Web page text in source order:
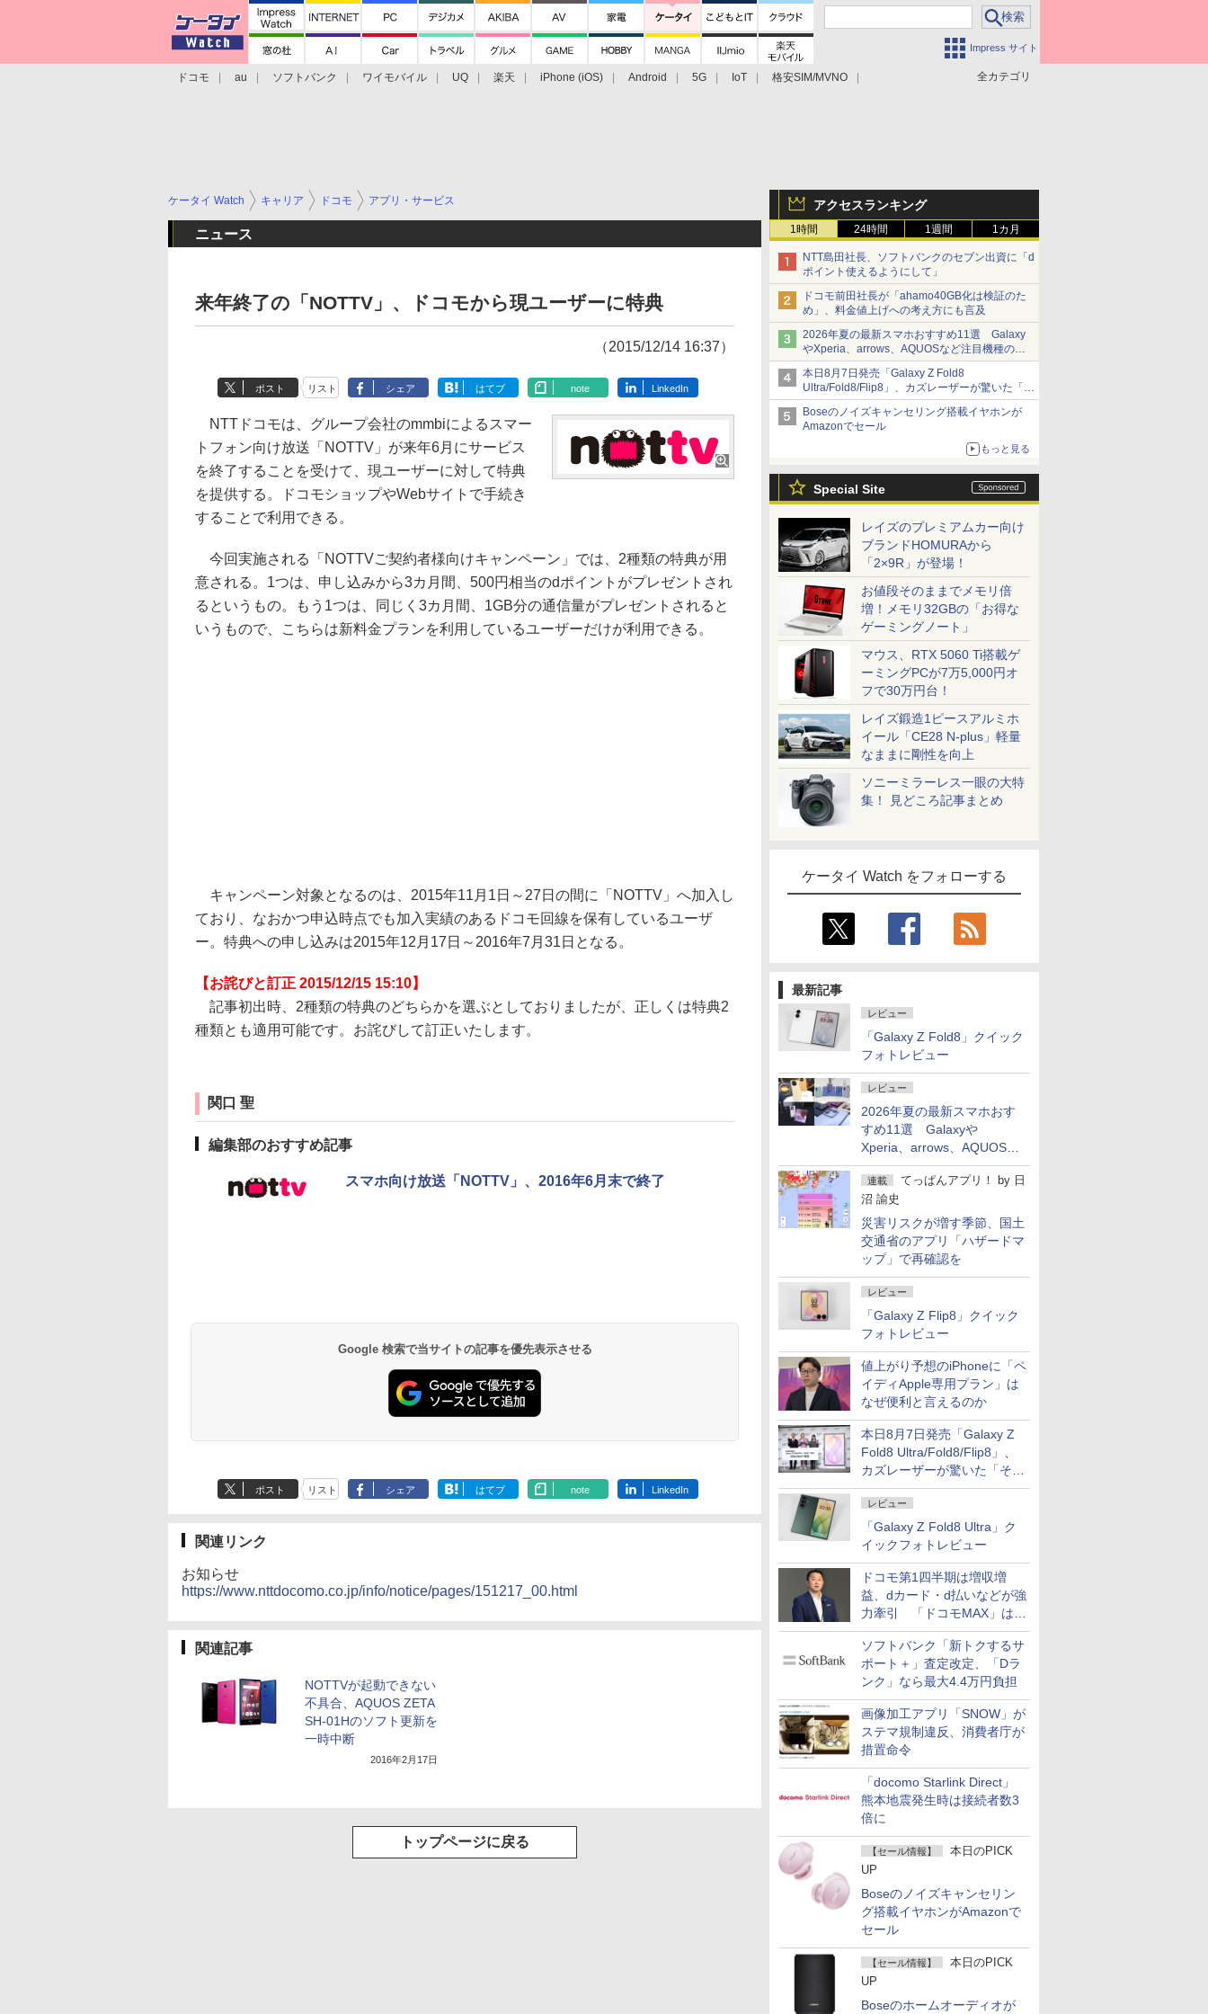
Impress サイト
全カテゴリ
ドコモ au ソフトバンク ワイモバイル UQ 楽天 iPhone (iOS) Android 5G IoT
格安SIM/MVNO
アクセスランキング
1時間 24時間 1週間 1カ月
NTT島田社長、ソフトバンクのセブン出資に「d
ポイント使えるようにして」
ドコモ前田社長が「ahamo40GB化は検証のた
め」、料金値上げへの考え方にも言及
2026年夏の最新スマホおすすめ11選 Galaxy
やXperia、arrows、AQUOSなど注目機種の特
徴は
本日8月7日発売「Galaxy Z Fold8
Ultra/Fold8/Flip8」、カズレーザーが驚いた「そ
ば屋のメニュー並みの薄さ」
Boseのノイズキャンセリング搭載イヤホンが
Amazonでセール
もっと見る
Special Site
レイズのプレミアムカー向け
ブランドHOMURAから
「2×9R」が登場！
お値段そのままでメモリ倍
増！メモリ32GBの「お得な
ゲーミングノート」
マウス、RTX 5060 Ti搭載ゲ
ーミングPCが7万5,000円オ
フで30万円台！
レイズ鍛造1ピースアルミホ
イール「CE28 N-plus」軽量
なままに剛性を向上
ソニーミラーレス一眼の大特
集！ 見どころ記事まとめ
ケータイ Watch をフォローする
最新記事
レビュー
「Galaxy Z Fold8」クイック
フォトレビュー
レビュー
2026年夏の最新スマホおす
すめ11選 Galaxyや
Xperia、arrows、AQUOSな
ど注目機種の特徴は
連載 てっぱんアプリ！ by 日
沼 諭史
災害リスクが増す季節、国土
交通省のアプリ「ハザードマ
ップ」で再確認を
レビュー
「Galaxy Z Flip8」クイック
フォトレビュー
値上がり予想のiPhoneに「ペ
イディApple専用プラン」は
なぜ便利と言えるのか
本日8月7日発売「Galaxy Z
Fold8 Ultra/Fold8/Flip8」、
カズレーザーが驚いた「そば
屋のメニュー並みの薄さ」
レビュー
「Galaxy Z Fold8 Ultra」ク
イックフォトレビュー
ドコモ第1四半期は増収増
益、dカード・d払いなどが強
力牽引 「ドコモMAX」は
400万契約突破
ソフトバンク「新トクするサ
ポート＋」査定改定、「Dラ
ンク」なら最大4.4万円負担
画像加工アプリ「SNOW」が
ステマ規制違反、消費者庁が
措置命令
「docomo Starlink Direct」
熊本地震発生時は接続者数3
倍に
【セール情報】
本日のPICK
UP
Boseのノイズキャンセリン
グ搭載イヤホンがAmazonで
セール
【セール情報】
本日のPICK
UP
Boseのホームオーディオが
ケータイ Watch キャリア ドコモ アプリ・サービス
ニュース
来年終了の「NOTTV」、ドコモから現ユーザーに特典
（2015/12/14 16:37）
ポスト リスト シェア はてブ note LinkedIn
NTTドコモは、グループ会社のmmbiによるスマー
トフォン向け放送「NOTTV」が来年6月にサービス
を終了することを受けて、現ユーザーに対して特典
を提供する。ドコモショップやWebサイトで手続き
することで利用できる。
今回実施される「NOTTVご契約者様向けキャンペーン」では、2種類の特典が用
意される。1つは、申し込みから3カ月間、500円相当のdポイントがプレゼントされ
るというもの。もう1つは、同じく3カ月間、1GB分の通信量がプレゼントされると
いうもので、こちらは新料金プランを利用しているユーザーだけが利用できる。
キャンペーン対象となるのは、2015年11月1日～27日の間に「NOTTV」へ加入し
ており、なおかつ申込時点でも加入実績のあるドコモ回線を保有しているユーザ
ー。特典への申し込みは2015年12月17日～2016年7月31日となる。
【お詫びと訂正 2015/12/15 15:10】
記事初出時、2種類の特典のどちらかを選ぶとしておりましたが、正しくは特典2
種類とも適用可能です。お詫びして訂正いたします。
関口 聖
編集部のおすすめ記事
スマホ向け放送「NOTTV」、2016年6月末で終了
Google 検索で当サイトの記事を優先表示させる
ポスト リスト シェア はてブ note LinkedIn
関連リンク
お知らせ
https://www.nttdocomo.co.jp/info/notice/pages/151217_00.html
関連記事
NOTTVが起動できない
不具合、AQUOS ZETA
SH-01Hのソフト更新を
一時中断
2016年2月17日
トップページに戻る